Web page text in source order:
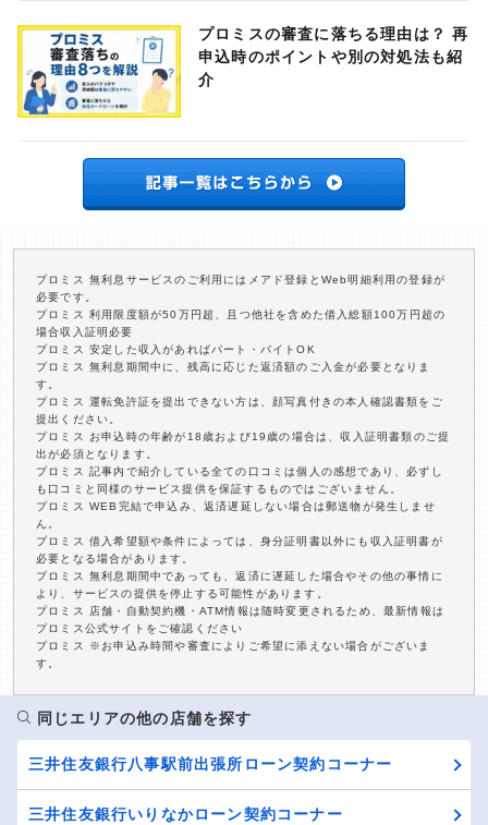
プロミスの審査に落ちる理由は？ 再
申込時のポイントや別の対処法も紹
介
プロミス 無利息サービスのご利用にはメアド登録とWeb明細利用の登録が
必要です。
プロミス 利用限度額が50万円超、且つ他社を含めた借入総額100万円超の
場合収入証明必要
プロミス 安定した収入があればパート・バイトOK
プロミス 無利息期間中に、残高に応じた返済額のご入金が必要となりま
す。
プロミス 運転免許証を提出できない方は、顔写真付きの本人確認書類をご
提出ください。
プロミス お申込時の年齢が18歳および19歳の場合は、収入証明書類のご提
出が必須となります。
プロミス 記事内で紹介している全ての口コミは個人の感想であり、必ずし
も口コミと同様のサービス提供を保証するものではございません。
プロミス WEB完結で申込み、返済遅延しない場合は郵送物が発生しませ
ん。
プロミス 借入希望額や条件によっては、身分証明書以外にも収入証明書が
必要となる場合があります。
プロミス 無利息期間中であっても、返済に遅延した場合やその他の事情に
より、サービスの提供を停止する可能性があります。
プロミス 店舗・自動契約機・ATM情報は随時変更されるため、最新情報は
プロミス公式サイトをご確認ください
プロミス ※お申込み時間や審査によりご希望に添えない場合がございま
す。
同じエリアの他の店舗を探す
三井住友銀行八事駅前出張所ローン契約コーナー
三井住友銀行いりなかローン契約コーナー